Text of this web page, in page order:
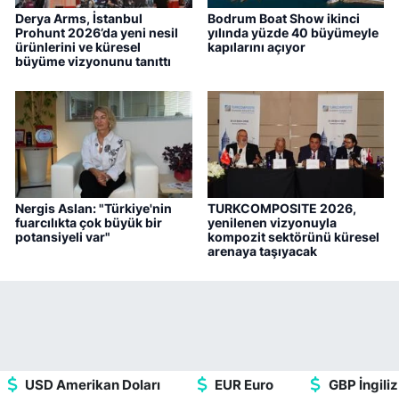
Derya Arms, İstanbul
Prohunt 2026’da yeni nesil
ürünlerini ve küresel
büyüme vizyonunu tanıttı
Bodrum Boat Show ikinci
yılında yüzde 40 büyümeyle
kapılarını açıyor
Nergis Aslan: "Türkiye'nin
fuarcılıkta çok büyük bir
potansiyeli var"
TURKCOMPOSITE 2026,
yenilenen vizyonuyla
kompozit sektörünü küresel
arenaya taşıyacak
USD Amerikan Doları
EUR Euro
GBP